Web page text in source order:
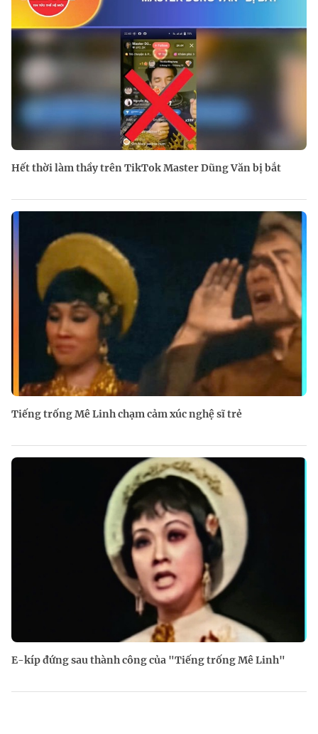
Hết thời làm thầy trên TikTok Master Dũng Văn bị bắt
Tiếng trống Mê Linh chạm cảm xúc nghệ sĩ trẻ
E-kíp đứng sau thành công của "Tiếng trống Mê Linh"